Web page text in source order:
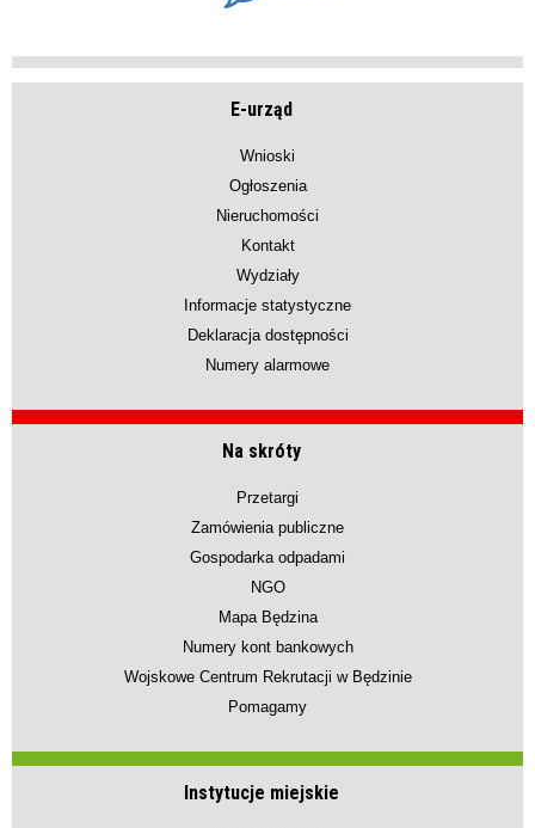
E-urząd
Wnioski
Ogłoszenia
Nieruchomości
Kontakt
Wydziały
Informacje statystyczne
Deklaracja dostępności
Numery alarmowe
Na skróty
Przetargi
Zamówienia publiczne
Gospodarka odpadami
NGO
Mapa Będzina
Numery kont bankowych
Wojskowe Centrum Rekrutacji w Będzinie
Pomagamy
Instytucje miejskie